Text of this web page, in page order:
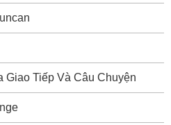
Giao Tiếp Và Câu Chuyện